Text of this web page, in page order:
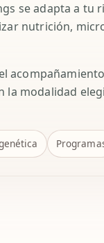
se adapta a
nutrición,
la modalidad